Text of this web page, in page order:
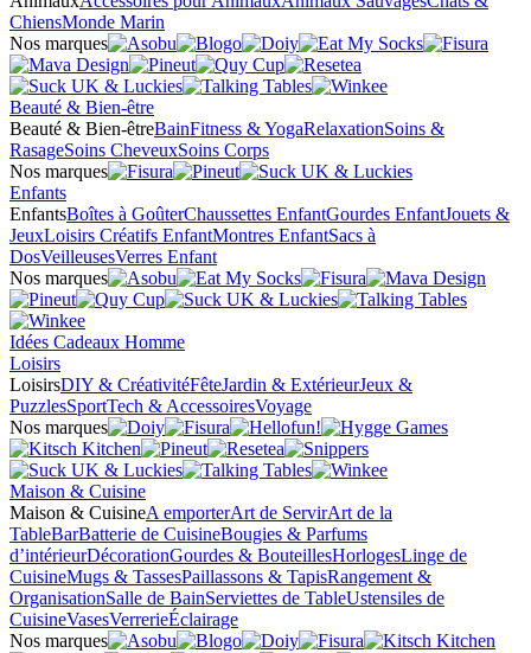
ChiensMonde Marin
Nos marques
Beauté & Bien-être
Beauté & Bien-êtreBainFitness & YogaRelaxationSoins &
RasageSoins CheveuxSoins Corps
Nos marques
Enfants
EnfantsBoîtes à GoûterChaussettes EnfantGourdes EnfantJouets &
JeuxLoisirs Créatifs EnfantMontres EnfantSacs à
DosVeilleusesVerres Enfant
Nos marques
Idées Cadeaux Homme
Loisirs
LoisirsDIY & CréativitéFêteJardin & ExtérieurJeux &
PuzzlesSportTech & AccessoiresVoyage
Nos marques
Maison & Cuisine
Maison & CuisineA emporterArt de ServirArt de la
TableBarBatterie de CuisineBougies & Parfums
d’intérieurDécorationGourdes & BouteillesHorlogesLinge de
CuisineMugs & TassesPaillassons & TapisRangement &
OrganisationSalle de BainServiettes de TableUstensiles de
CuisineVasesVerrerieÉclairage
Nos marques